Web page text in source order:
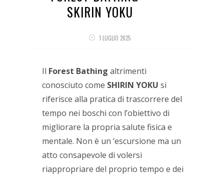
SKIRIN YOKU
1 LUGLIO 2025
Il Forest Bathing altrimenti
conosciuto come SHIRIN YOKU si
riferisce alla pratica di trascorrere del
tempo nei boschi con l’obiettivo di
migliorare la propria salute fisica e
mentale. Non è un ‘escursione ma un
atto consapevole di volersi
riappropriare del proprio tempo e dei